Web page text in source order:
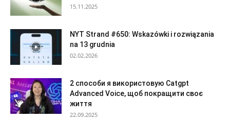
15.11.2025
NYT Strand #650: Wskazówki i rozwiązania
na 13 grudnia
02.02.2026
2 способи я використовую Catgpt
Advanced Voice, щоб покращити своє
життя
22.09.2025